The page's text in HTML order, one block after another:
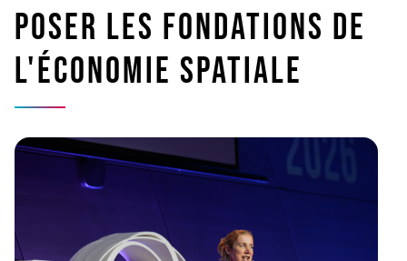
poser les fondations de
l'économie spatiale